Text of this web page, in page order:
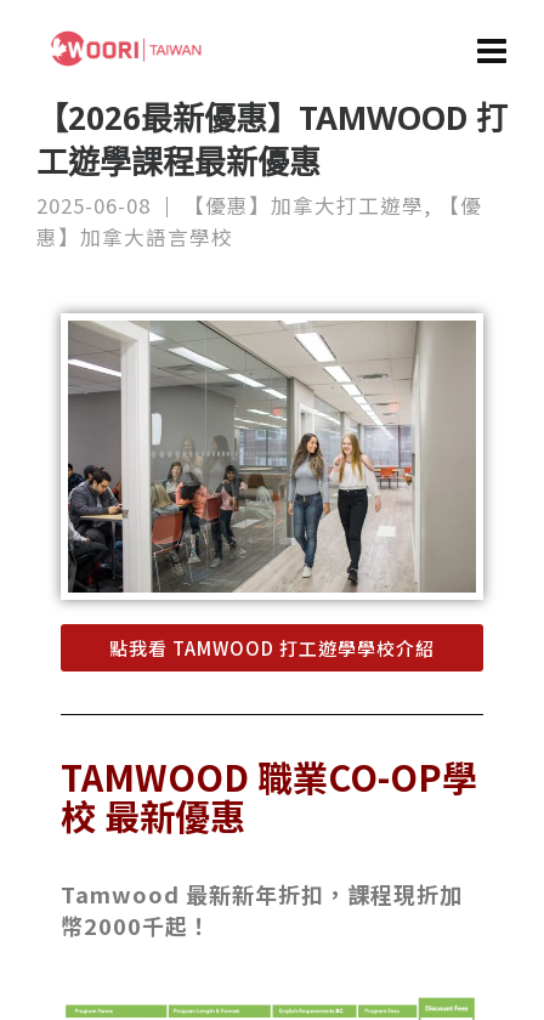
【2026最新優惠】TAMWOOD 打
工遊學課程最新優惠
2025-06-08 【優惠】加拿大打工遊學,
【優
惠】加拿大語言學校
點我看 TAMWOOD 打工遊學學校介紹
TAMWOOD 職業CO-OP學
校 最新優惠
Tamwood 最新新年折扣，課程現折加
幣2000千起！